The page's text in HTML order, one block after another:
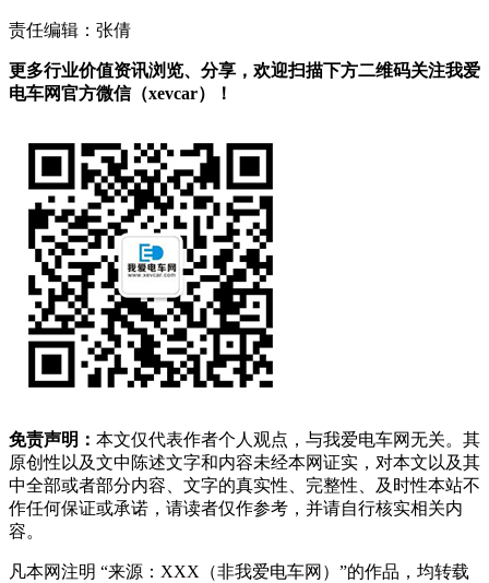
责任编辑：张倩
更多行业价值资讯浏览、分享，欢迎扫描下方二维码关注我爱
电车网官方微信（xevcar）！
免责声明： 本文仅代表作者个人观点，与我爱电车网无关。其
原创性以及文中陈述文字和内容未经本网证实，对本文以及其
中全部或者部分内容、文字的真实性、完整性、及时性本站不
作任何保证或承诺，请读者仅作参考，并请自行核实相关内
容。
凡本网注明 “来源：XXX（非我爱电车网）”的作品，均转载